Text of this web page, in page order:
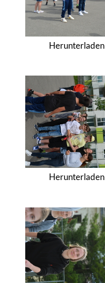
Herunterladen
Herunterladen